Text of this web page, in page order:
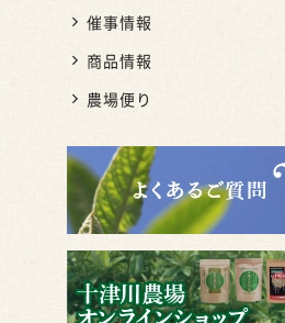
催事情報
商品情報
農場便り